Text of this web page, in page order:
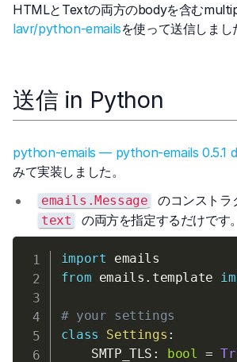
HTMLとTextの両方のbodyを含む
lavr/python-emailsを使って送信しまし
送信 in Python
python-emails — python-emails 0.5.1
みて実装しました。
emails.Message のコンストラ
text の両方を指定するだけです
import
from emails . template
# your settings
class
Settings :
    SMTP_TLS
: bool =